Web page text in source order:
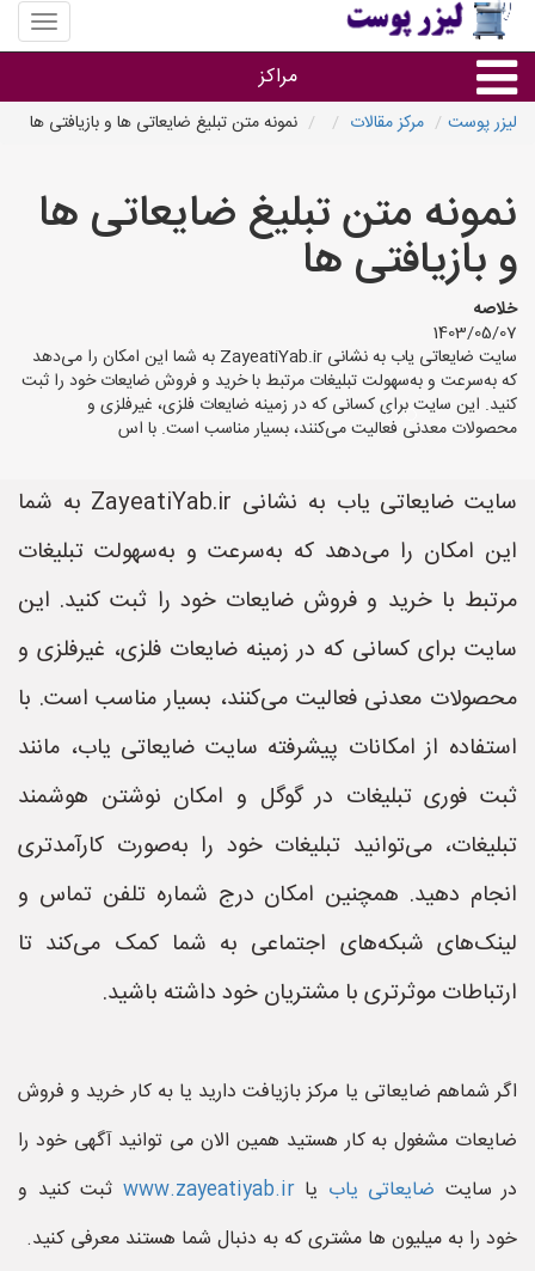
منوی
سایت
پوست
مراکز
استان ها
لیزر پوست مرکز مقالات نمونه متن تبلیغ ضایعاتی ها و بازیافتی ها
نمونه متن تبلیغ ضایعاتی ها
و بازیافتی ها
خلاصه
1403/05/07
سایت ضایعاتی یاب به نشانی ZayeatiYab.ir به شما این امکان را می‌دهد
که به‌سرعت و به‌سهولت تبلیغات مرتبط با خرید و فروش ضایعات خود را ثبت
کنید. این سایت برای کسانی که در زمینه ضایعات فلزی، غیرفلزی و
محصولات معدنی فعالیت می‌کنند، بسیار مناسب است. با اس
سایت ضایعاتی یاب به نشانی ZayeatiYab.ir به شما
این امکان را می‌دهد که به‌سرعت و به‌سهولت تبلیغات
مرتبط با خرید و فروش ضایعات خود را ثبت کنید. این
سایت برای کسانی که در زمینه ضایعات فلزی، غیرفلزی و
محصولات معدنی فعالیت می‌کنند، بسیار مناسب است. با
استفاده از امکانات پیشرفته سایت ضایعاتی یاب، مانند
ثبت فوری تبلیغات در گوگل و امکان نوشتن هوشمند
تبلیغات، می‌توانید تبلیغات خود را به‌صورت کارآمدتری
انجام دهید. همچنین امکان درج شماره تلفن تماس و
لینک‌های شبکه‌های اجتماعی به شما کمک می‌کند تا
ارتباطات موثرتری با مشتریان خود داشته باشید.
اگر شماهم ضایعاتی یا مرکز بازیافت دارید یا به کار خرید و فروش
ضایعات مشغول به کار هستید همین الان می توانید آگهی خود را
در سایت ضایعاتی یاب یاwww.zayeatiyab.ir ثبت کنید و
خود را به میلیون ها مشتری که به دنبال شما هستند معرفی کنید.